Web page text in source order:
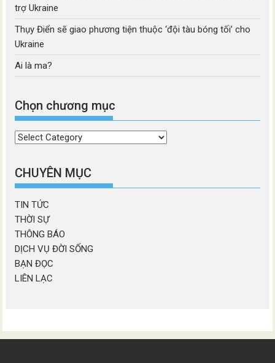
trợ Ukraine
Thụy Điển sẽ giao phương tiện thuộc ‘đội tàu bóng tối’ cho
Ukraine
Ai là ma?
Chọn chương mục
Chọn
mục
CHUYÊN MỤC
TIN TỨC
THỜI SỰ
THÔNG BÁO
DỊCH VỤ ĐỜI SỐNG
BẠN ĐỌC
LIÊN LẠC